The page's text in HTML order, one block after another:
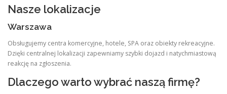
Nasze lokalizacje
Warszawa
Obsługujemy centra komercyjne, hotele, SPA oraz obiekty rekreacyjne.
Dzięki centralnej lokalizacji zapewniamy szybki dojazd i natychmiastową
reakcję na zgłoszenia.
Dlaczego warto wybrać naszą firmę?